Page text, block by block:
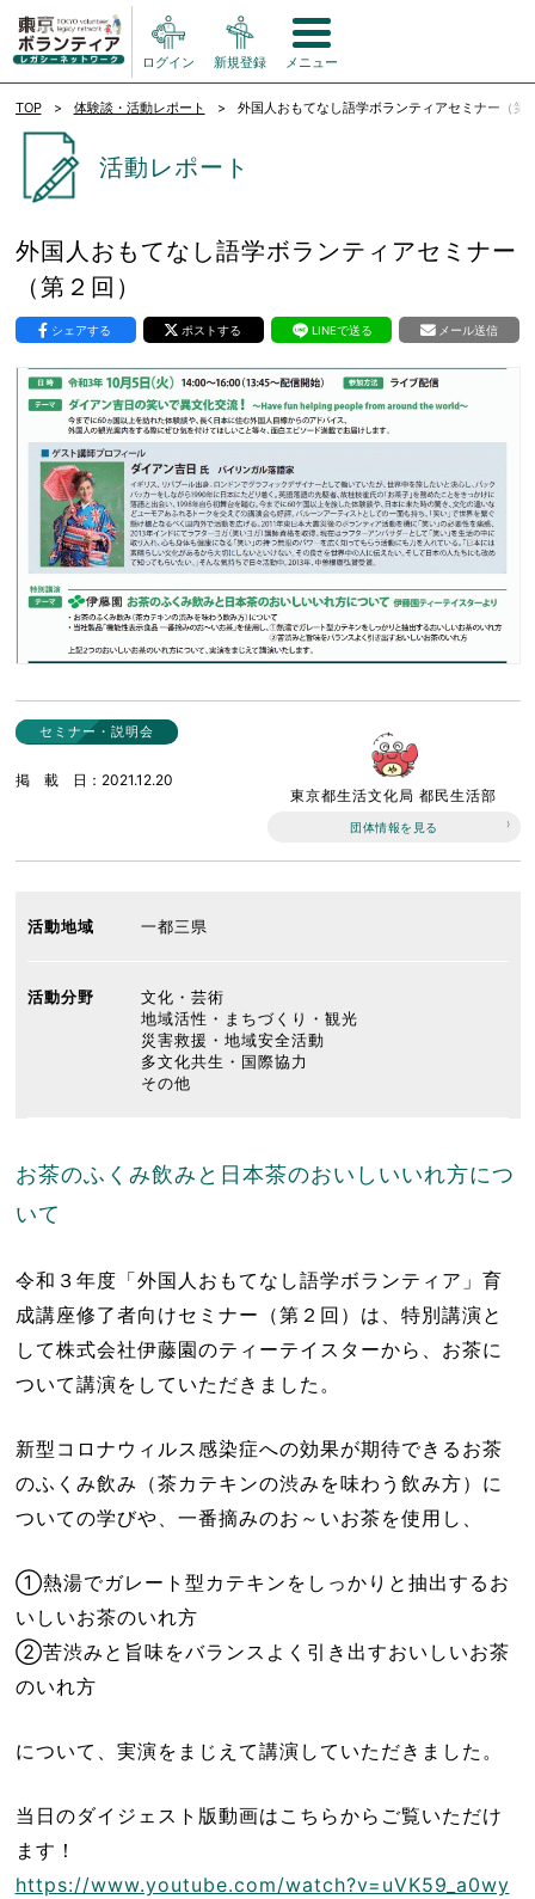
ログイン 新規登録 メニュー
TOP 体験談・活動レポート 外国人おもてなし語学ボランティアセミナー（第
活動レポート
外国人おもてなし語学ボランティアセミナー
（第２回）
シェアする ポストする LINEで送る メール送信
セミナー・説明会
掲載日
2021.12.20
東京都生活文化局 都民生活部
団体情報を見る
活動地域 一都三県
活動分野
文化・芸術
地域活性・まちづくり・観光
災害救援・地域安全活動
多文化共生・国際協力
その他
お茶のふくみ飲みと日本茶のおいしいいれ方につ
いて
令和３年度「外国人おもてなし語学ボランティア」育
成講座修了者向けセミナー（第２回）は、特別講演と
して株式会社伊藤園のティーテイスターから、お茶に
ついて講演をしていただきました。
新型コロナウィルス感染症への効果が期待できるお茶
のふくみ飲み（茶カテキンの渋みを味わう飲み方）に
ついての学びや、一番摘みのお～いお茶を使用し、
①熱湯でガレート型カテキンをしっかりと抽出するお
いしいお茶のいれ方
②苦渋みと旨味をバランスよく引き出すおいしいお茶
のいれ方
について、実演をまじえて講演していただきました。
当日のダイジェスト版動画はこちらからご覧いただけ
ます！
https://www.youtube.com/watch?v=uVK59_a0wy